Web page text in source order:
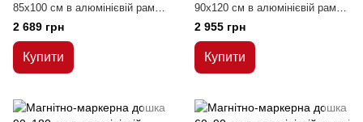
85x100 см в алюмінієвій рамці
WILNO
2 689 грн
Купити
90x120 см в алюмінієвій рамці
WILNO
2 955 грн
Купити